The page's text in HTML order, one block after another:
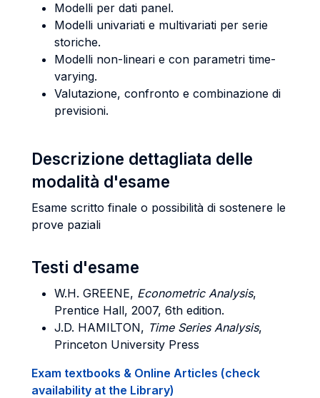
Modelli per dati panel.
Modelli univariati e multivariati per serie
storiche.
Modelli non-lineari e con parametri time-
varying.
Valutazione, confronto e combinazione di
previsioni.
Descrizione dettagliata delle
modalità d'esame
Esame scritto finale o possibilità di sostenere le
prove paziali
Testi d'esame
W.H. GREENE, Econometric Analysis,
Prentice Hall, 2007, 6th edition.
J.D. HAMILTON, Time Series Analysis,
Princeton University Press
Exam textbooks & Online Articles (check
availability at the Library)